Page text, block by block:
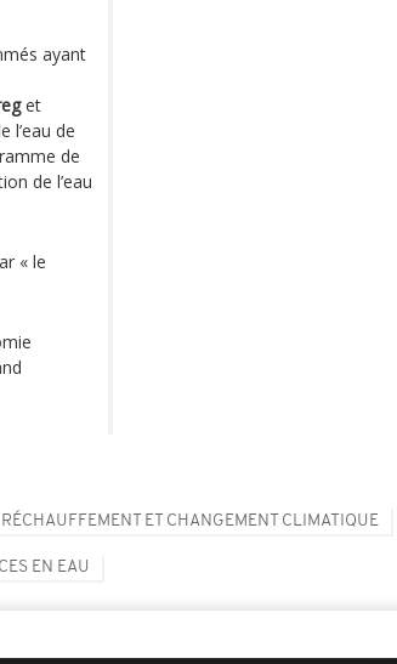
ayant
et
l’eau de
de
de l’eau
« le
RÉCHAUFFEMENT ET CHANGEMENT CLIMATIQUE
EN EAU